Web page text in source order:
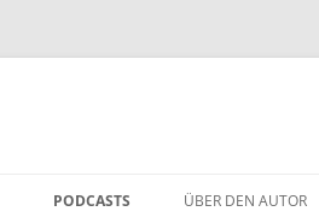
PODCASTS ÜBER DEN AUTOR